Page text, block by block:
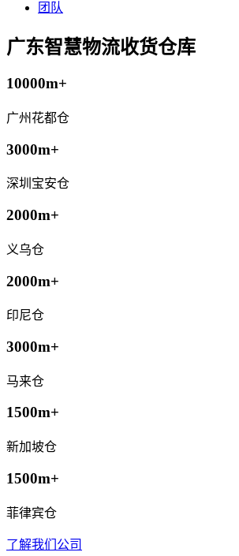
团队
广东智慧物流收货仓库
10000m+
广州花都仓
3000m+
深圳宝安仓
2000m+
义乌仓
2000m+
印尼仓
3000m+
马来仓
1500m+
新加坡仓
1500m+
菲律宾仓
了解我们公司